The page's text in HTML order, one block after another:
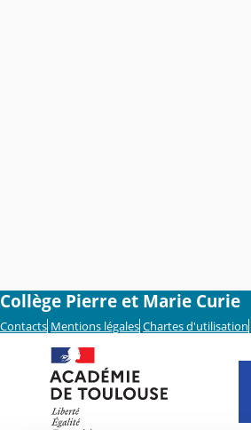
Collège Pierre et Marie Curie
Contacts Mentions légales Chartes d'utilisation